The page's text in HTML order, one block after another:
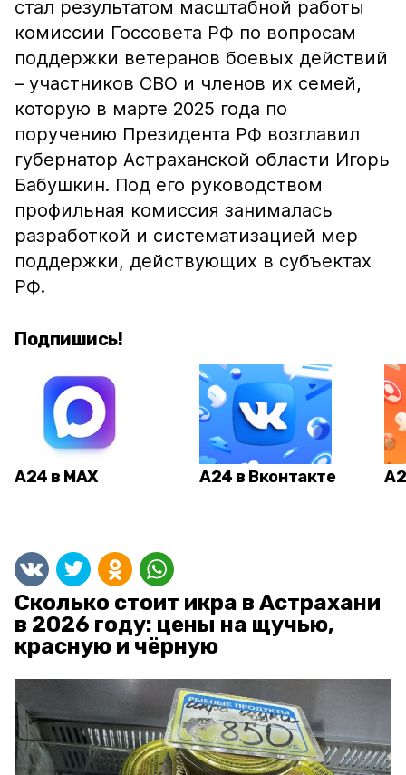
стал результатом масштабной работы
комиссии Госсовета РФ по вопросам
поддержки ветеранов боевых действий
– участников СВО и членов их семей,
которую в марте 2025 года по
поручению Президента РФ возглавил
губернатор Астраханской области Игорь
Бабушкин. Под его руководством
профильная комиссия занималась
разработкой и систематизацией мер
поддержки, действующих в субъектах
РФ.
Подпишись!
А24 в MAX А24 в Вконтакте
Сколько стоит икра в Астрахани
в 2026 году: цены на щучью,
красную и чёрную